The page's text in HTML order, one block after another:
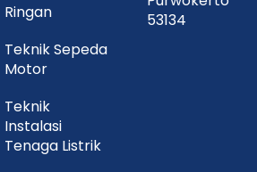
Ringan
Teknik Sepeda
Motor
Teknik
Instalasi
Tenaga Listrik
53134